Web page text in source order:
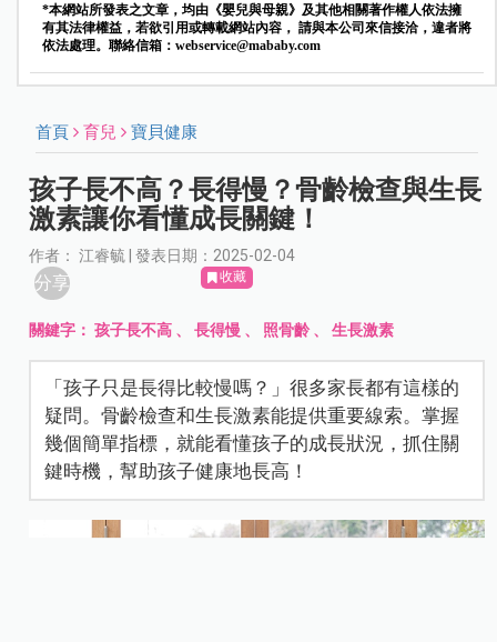
*本網站所發表之文章，均由《嬰兒與母親》及其他相關著作權人依法擁
有其法律權益，若欲引用或轉載網站內容， 請與本公司來信接洽，違者將
依法處理。聯絡信箱： webservice@mababy.com
首頁 育兒 寶貝健康
孩子長不高？長得慢？骨齡檢查與生長
激素讓你看懂成長關鍵！
作者： 江睿毓 | 發表日期：2025-02-04
分享 收藏
關鍵字：孩子長不高 、長得慢 、 照骨齡、生長激素
「孩子只是長得比較慢嗎？」很多家長都有這樣的
疑問。骨齡檢查和生長激素能提供重要線索。掌握
幾個簡單指標，就能看懂孩子的成長狀況，抓住關
鍵時機，幫助孩子健康地長高！